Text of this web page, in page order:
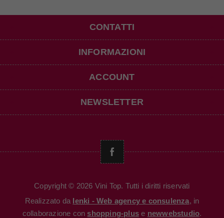
CONTATTI
INFORMAZIONI
ACCOUNT
NEWSLETTER
Copyright © 2026 Vini Top. Tutti i diritti riservati
Realizzato da Ienki - Web agency e consulenza, in
collaborazione con shopping-plus e newwebstudio.